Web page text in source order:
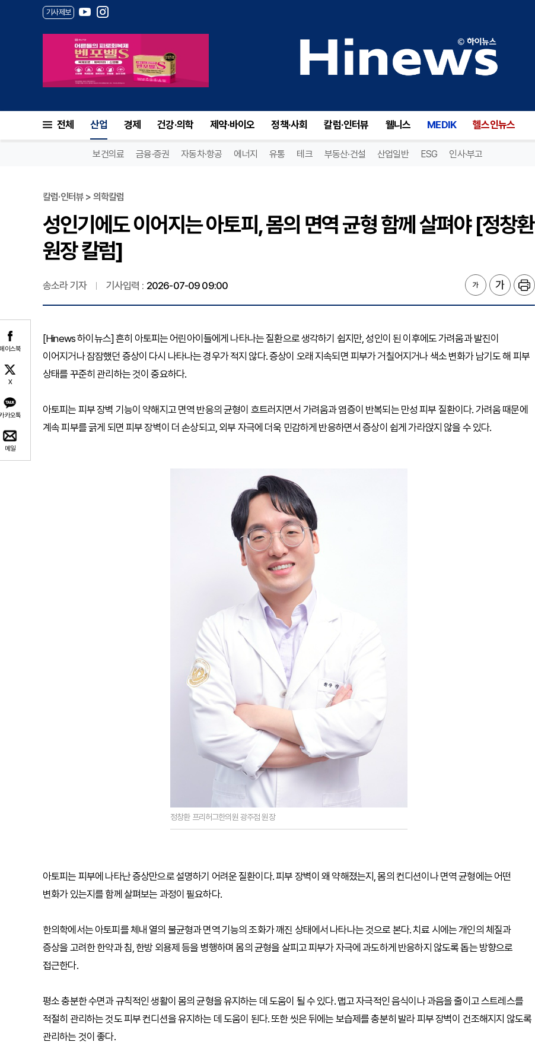
기사제보
전체 산업 경제 건강·의학 제약·바이오 정책·사회 칼럼·인터뷰 웰니스 MEDIK 헬스인뉴스
보건의료 금융·증권 자동차·항공 에너지 유통 테크 부동산·건설 산업일반 ESG 인사·부고
이스북
X
카오톡
메일
칼럼·인터뷰 > 의학칼럼
성인기에도 이어지는 아토피, 몸의 면역 균형 함께 살펴야 [정창환
원장 칼럼]
송소라 기자 기사입력 : 2026-07-09 09:00
[Hinews 하이뉴스] 흔히 아토피는 어린아이들에게 나타나는 질환으로 생각하기 쉽지만, 성인이 된 이후에도 가려움과 발진이
이어지거나 잠잠했던 증상이 다시 나타나는 경우가 적지 않다. 증상이 오래 지속되면 피부가 거칠어지거나 색소 변화가 남기도 해 피부
상태를 꾸준히 관리하는 것이 중요하다.
아토피는 피부 장벽 기능이 약해지고 면역 반응의 균형이 흐트러지면서 가려움과 염증이 반복되는 만성 피부 질환이다. 가려움 때문에
계속 피부를 긁게 되면 피부 장벽이 더 손상되고, 외부 자극에 더욱 민감하게 반응하면서 증상이 쉽게 가라앉지 않을 수 있다.
정창환 프리허그한의원 광주점 원장
아토피는 피부에 나타난 증상만으로 설명하기 어려운 질환이다. 피부 장벽이 왜 약해졌는지, 몸의 컨디션이나 면역 균형에는 어떤
변화가 있는지를 함께 살펴보는 과정이 필요하다.
한의학에서는 아토피를 체내 열의 불균형과 면역 기능의 조화가 깨진 상태에서 나타나는 것으로 본다. 치료 시에는 개인의 체질과
증상을 고려한 한약과 침, 한방 외용제 등을 병행하며 몸의 균형을 살피고 피부가 자극에 과도하게 반응하지 않도록 돕는 방향으로
접근한다.
평소 충분한 수면과 규칙적인 생활이 몸의 균형을 유지하는 데 도움이 될 수 있다. 맵고 자극적인 음식이나 과음을 줄이고 스트레스를
적절히 관리하는 것도 피부 컨디션을 유지하는 데 도움이 된다. 또한 씻은 뒤에는 보습제를 충분히 발라 피부 장벽이 건조해지지 않도록
관리하는 것이 좋다.